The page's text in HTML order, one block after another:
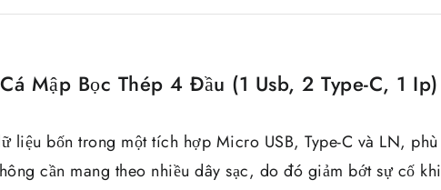
Mập Bọc Thép 4 Đầu (1 Usb, 2 Type-C, 1 Ip)
liệu bốn trong một tích hợp Micro USB, Type-C và LN, phù
cần mang theo nhiều dây sạc, do đó giảm bớt sự cố khi